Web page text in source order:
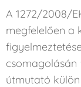
A 1272/2008/
megfelelően a
csomagolásán
útmutató